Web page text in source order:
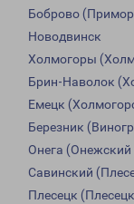
Боброво
Новодвинск
Холмогоры
Брин-Наволок
Емецк
Березник
Онега (Онежский
Савинский
Плесецк